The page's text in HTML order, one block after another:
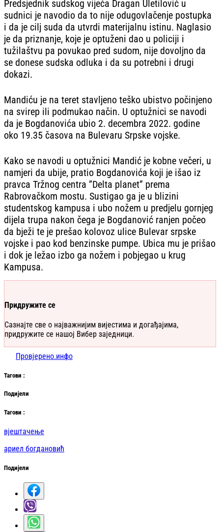
Predsjednik sudskog vijeća Dragan Uletilović u
sudnici je navodio da to nije odugovlačenje postupka
i da je cilj suda da utvrdi materijalnu istinu. Naglasio
je da priznanje, koje je optuženi dao u policiji i
tužilaštvu pa povukao pred sudom, nije dovoljno da
se donese sudska odluka i da su potrebni i drugi
dokazi.
Mandiću je na teret stavljeno teško ubistvo počinjeno
na svirep ili podmukao način. U optužnici se navodi
da je Bogdanovića ubio 2. decembra 2022. godine
oko 19.35 časova na Bulevaru Srpske vojske.
Kako se navodi u optužnici Mandić je kobne večeri, u
namjeri da ubije, pratio Bogdanovića koji je išao iz
pravca Tržnog centra ”Delta planet” prema
Rabrovačkom mostu. Sustigao ga je u blizini
studentskog kampusa i ubo nožem u predjelu gornjeg
dijela trupa nakon čega je Bogdanović ranjen počeo
da bježi te je prešao kolovoz ulice Bulevar srpske
vojske i pao kod benzinske pumpe. Ubica mu je prišao
i dok je ležao izbo ga nožem i pobjegao u krug
Kampusa.
Придружите се
Сазнајте све о најважнијим вијестима и догађајима,
придружите се нашој Вибер заједници.
Провјерено.инфо
Тагови :
Подијели
Тагови :
вјештачење
ариел богдановић
Подијели